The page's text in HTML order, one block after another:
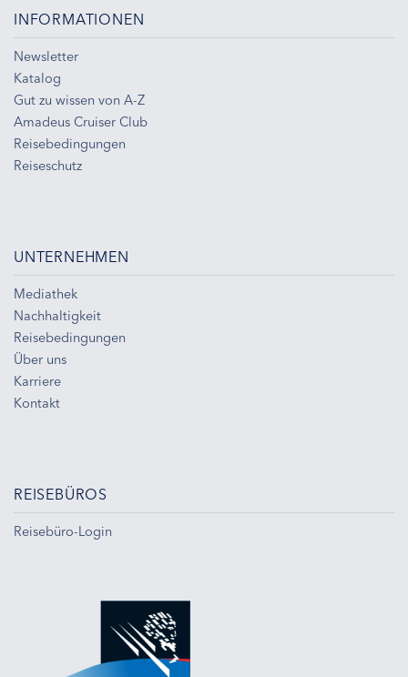
INFORMATIONEN
Newsletter
Katalog
Gut zu wissen von A-Z
Amadeus Cruiser Club
Reisebedingungen
Reiseschutz
UNTERNEHMEN
Mediathek
Nachhaltigkeit
Reisebedingungen
Über uns
Karriere
Kontakt
REISEBÜROS
Reisebüro-Login